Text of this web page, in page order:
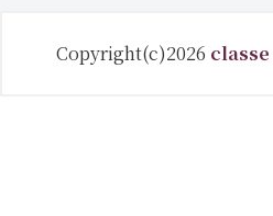
Copyright(c)2026 classe